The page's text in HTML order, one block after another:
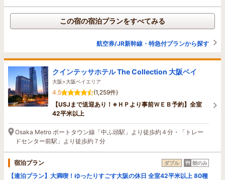
この宿の宿泊プランをすべてみる
航空券/JR新幹線・特急付プランから探す
クインテッサホテル The Collection 大阪ベイ
大阪>大阪ベイエリア
4.5
(1,259件)
【USJまで送迎あり！※ＨＰより事前ＷＥＢ予約】全室
42平米以上
Osaka Metro ポートタウン線「中ふ頭駅」より徒歩約４分・「トレー
ドセンター前駅」より徒歩約７分
宿泊プラン ダブル 朝のみ
【連泊プラン】大満喫！ゆったりすごす大阪の休日 全室42平米以上 80種